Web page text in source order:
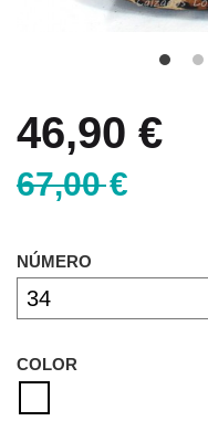
46,90 €
67,00 €
NÚMERO
COLOR